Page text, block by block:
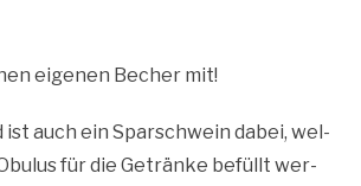
eige­nen Becher mit!
ist auch ein Spar­schwein dabei, wel­
für die Geträn­ke befüllt wer­